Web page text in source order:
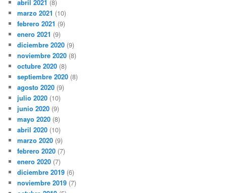
abril 2021 (8)
marzo 2021 (10)
febrero 2021 (9)
enero 2021 (9)
diciembre 2020 (9)
noviembre 2020 (8)
octubre 2020 (8)
septiembre 2020 (8)
agosto 2020 (9)
julio 2020 (10)
junio 2020 (9)
mayo 2020 (8)
abril 2020 (10)
marzo 2020 (9)
febrero 2020 (7)
enero 2020 (7)
diciembre 2019 (6)
noviembre 2019 (7)